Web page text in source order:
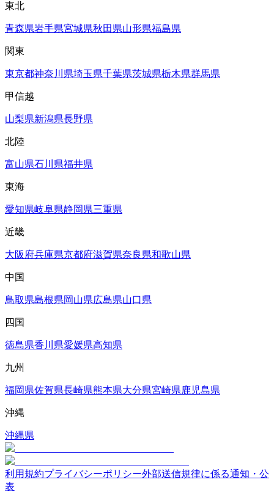
東北
青森県岩手県宮城県秋田県山形県福島県
関東
東京都神奈川県埼玉県千葉県茨城県栃木県群馬県
甲信越
山梨県新潟県長野県
北陸
富山県石川県福井県
東海
愛知県岐阜県静岡県三重県
近畿
大阪府兵庫県京都府滋賀県奈良県和歌山県
中国
鳥取県島根県岡山県広島県山口県
四国
徳島県香川県愛媛県高知県
九州
福岡県佐賀県長崎県熊本県大分県宮崎県鹿児島県
沖縄
沖縄県
利用規約プライバシーポリシー外部送信規律に係る通知・公
表